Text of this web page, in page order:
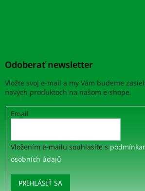
Odoberať newsletter
Vložte svoj e-mail a my Vám budeme
nových produktoch na našom e-shope.
Email
Vložením e-mailu souhlasíte s
osobních údajů
PRIHLÁSIŤ SA